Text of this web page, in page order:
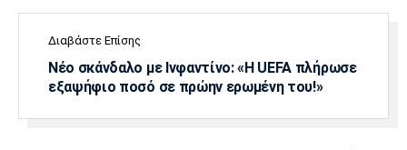
Διαβάστε Επίσης
Νέο σκάνδαλο με Ινφαντίνο: «Η UEFA πλήρωσε
εξαψήφιο ποσό σε πρώην ερωμένη του!»